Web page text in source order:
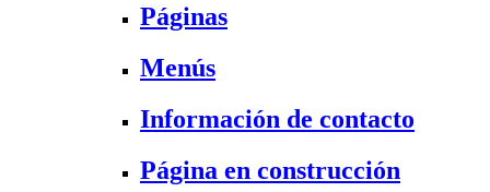
Páginas
Menús
Información de contacto
Página en construcción